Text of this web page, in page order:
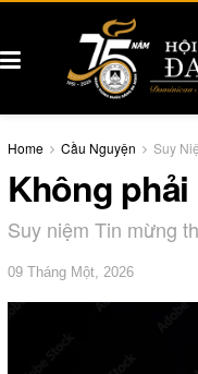
Home Cầu Nguyện Suy
Không
Suy niệm Tin mừng
09 Tháng Một, 2026